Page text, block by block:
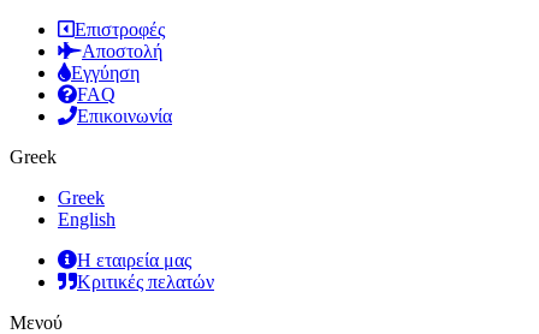
Επιστροφές
Αποστολή
Εγγύηση
FAQ
Επικοινωνία
Greek
Greek
English
Η εταιρεία μας
Κριτικές πελατών
Μενού